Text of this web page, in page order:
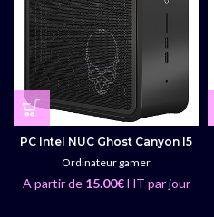
PC Intel NUC Ghost Canyon I5
Ordinateur gamer
A partir de 15.00€HT par jour